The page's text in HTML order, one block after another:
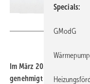
Im März 2021 ist in
genehmigt worden.
Specials
GModG